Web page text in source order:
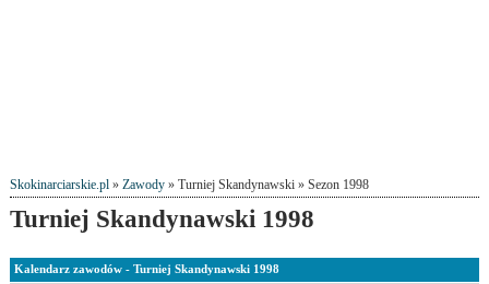
Skokinarciarskie.pl» Zawody» Turniej Skandynawski » Sezon 1998
Turniej Skandynawski 1998
Kalendarz zawodów - Turniej Skandynawski 1998